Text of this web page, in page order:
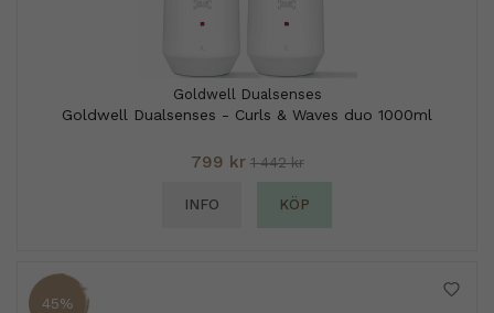
Goldwell Dualsenses
Goldwell Dualsenses - Curls & Waves duo 1000ml
799 kr 1 442 kr
INFO KÖP
45%